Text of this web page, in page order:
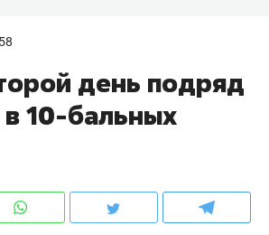
день подряд
в 10-бальных